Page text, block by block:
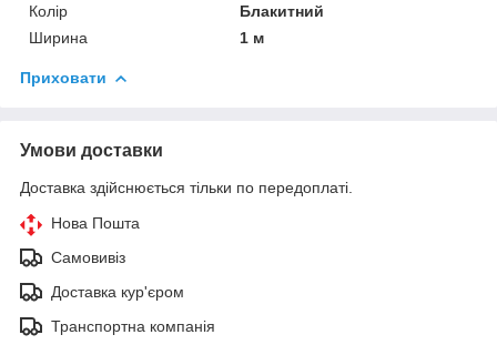
Колір
Блакитний
Ширина
1 м
Приховати
Умови доставки
Доставка здійснюється тільки по передоплаті.
Нова Пошта
Самовивіз
Доставка кур'єром
Транспортна компанія